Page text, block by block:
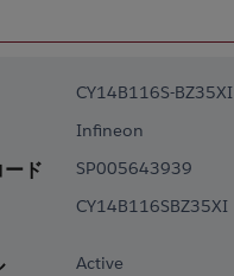
CY14B116S-BZ35XI
Infineon
ド SP005643939
CY14B116SBZ35XI
Active